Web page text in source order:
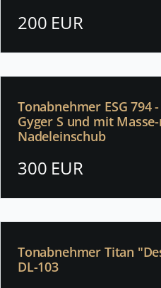
200 EUR
Tonabnehmer ESG 794
Gyger S und mit
Nadeleinschub
300 EUR
Tonabnehmer Titan
DL-103